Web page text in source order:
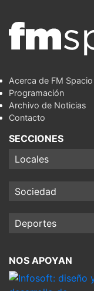
Acerca de FM Spacio
Programación
Archivo de Noticias
Contacto
SECCIONES
Locales
Sociedad
Deportes
NOS APOYAN